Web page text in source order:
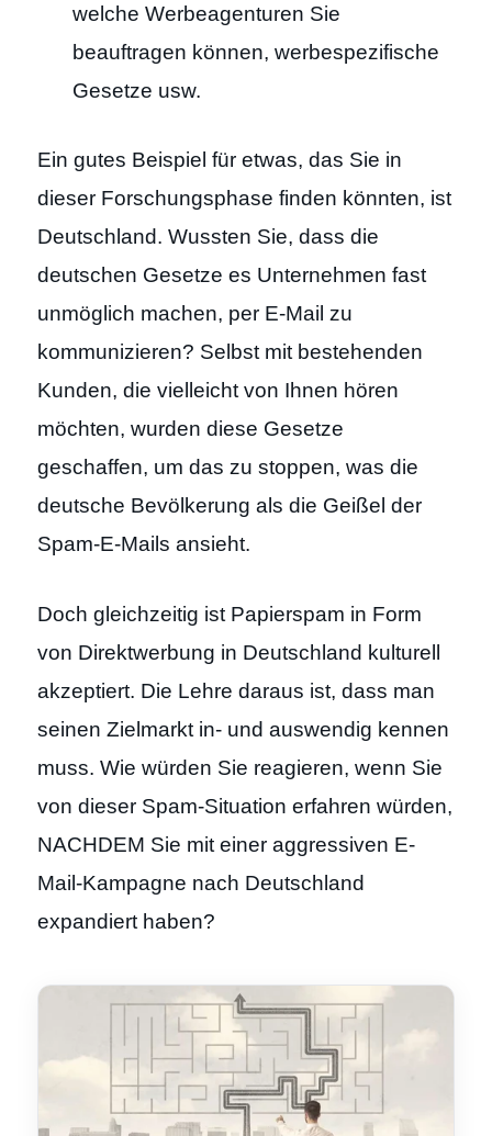
welche Werbeagenturen Sie
beauftragen können, werbespezifische
Gesetze usw.
Ein gutes Beispiel für etwas, das Sie in
dieser Forschungsphase finden könnten, ist
Deutschland. Wussten Sie, dass die
deutschen Gesetze es Unternehmen fast
unmöglich machen, per E-Mail zu
kommunizieren? Selbst mit bestehenden
Kunden, die vielleicht von Ihnen hören
möchten, wurden diese Gesetze
geschaffen, um das zu stoppen, was die
deutsche Bevölkerung als die Geißel der
Spam-E-Mails ansieht.
Doch gleichzeitig ist Papierspam in Form
von Direktwerbung in Deutschland kulturell
akzeptiert. Die Lehre daraus ist, dass man
seinen Zielmarkt in- und auswendig kennen
muss. Wie würden Sie reagieren, wenn Sie
von dieser Spam-Situation erfahren würden,
NACHDEM Sie mit einer aggressiven E-
Mail-Kampagne nach Deutschland
expandiert haben?